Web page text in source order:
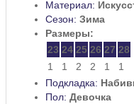
Материал:
Сезон: Зима
Размеры:
23 24 25 26 27 28
1
1 2 2 1
1
Подкладка:
Пол: Девочка